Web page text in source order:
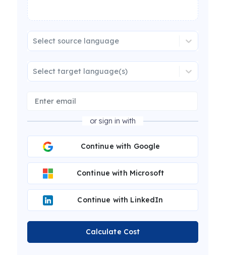
Select source language
Select target language(s)
or sign in with
Continue with Google
Continue with Microsoft
Continue with LinkedIn
Calculate Cost